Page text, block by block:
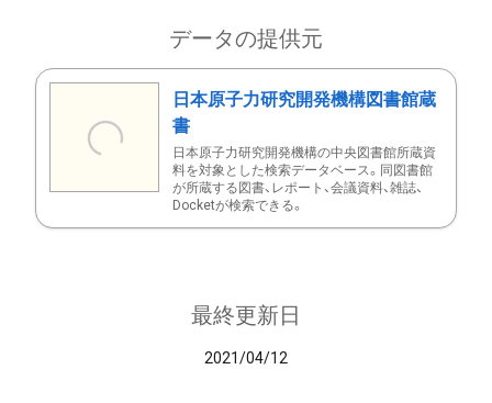
データの提供元
日本原子力研究開発機構図書館蔵
書
日本原子力研究開発機構の中央図書館所蔵資
料を対象とした検索データベース。同図書館
が所蔵する図書、レポート、会議資料、雑誌、
Docketが検索できる。
最終更新日
2021/04/12